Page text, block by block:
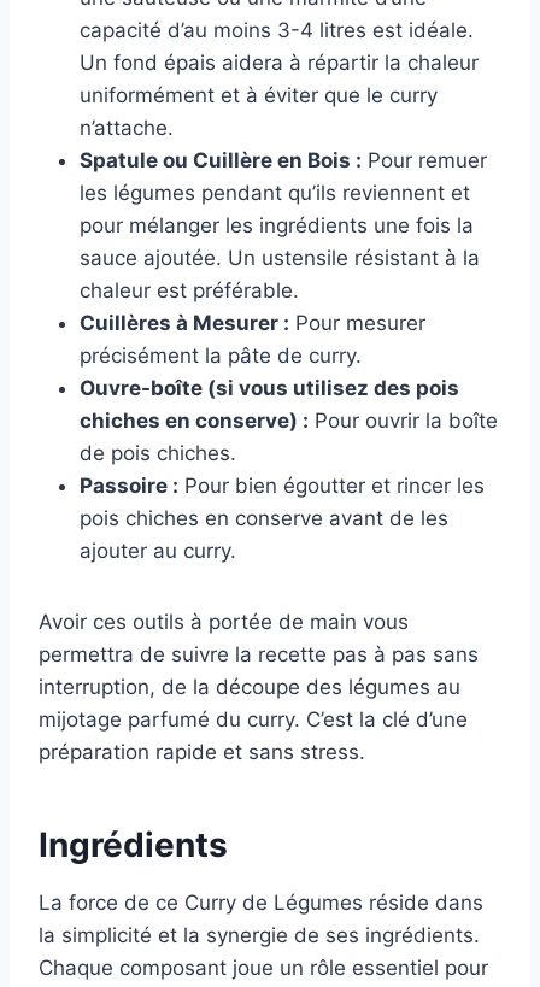
capacité d’au moins 3-4 litres est idéale.
Un fond épais aidera à répartir la chaleur
uniformément et à éviter que le curry
n’attache.
Spatule ou Cuillère en Bois : Pour remuer
les légumes pendant qu’ils reviennent et
pour mélanger les ingrédients une fois la
sauce ajoutée. Un ustensile résistant à la
chaleur est préférable.
Cuillères à Mesurer : Pour mesurer
précisément la pâte de curry.
Ouvre-boîte (si vous utilisez des pois
chiches en conserve) : Pour ouvrir la boîte
de pois chiches.
Passoire : Pour bien égoutter et rincer les
pois chiches en conserve avant de les
ajouter au curry.
Avoir ces outils à portée de main vous
permettra de suivre la recette pas à pas sans
interruption, de la découpe des légumes au
mijotage parfumé du curry. C’est la clé d’une
préparation rapide et sans stress.
Ingrédients
La force de ce Curry de Légumes réside dans
la simplicité et la synergie de ses ingrédients.
Chaque composant joue un rôle essentiel pour